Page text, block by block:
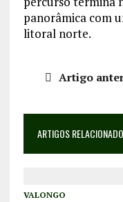
panorâmica com
litoral norte.
Artigo
ARTIGOS
VALONGO